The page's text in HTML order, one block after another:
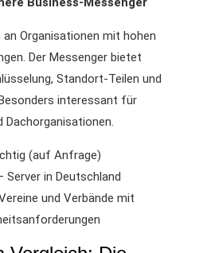
Organisationen mit hohen
Der Messenger bietet
Standort-Teilen und
interessant für
Dachorganisationen.
(auf Anfrage)
Server in Deutschland
und Verbände mit